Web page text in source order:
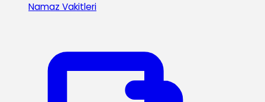
Namaz Vakitleri